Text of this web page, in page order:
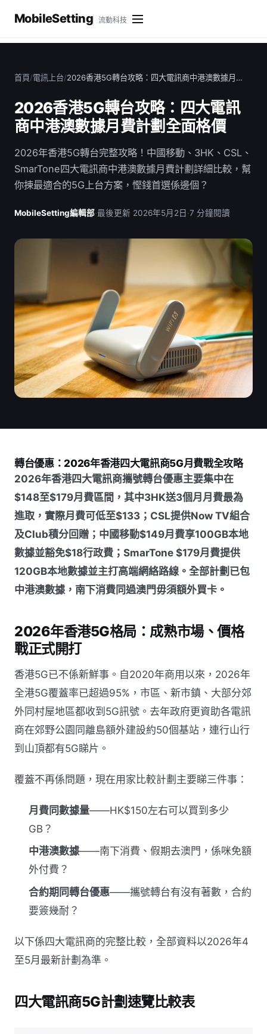
MobileSetting 流動科技
首頁/電訊上台/2026香港5G轉台攻略：四大電訊商中港澳數據月…
2026香港5G轉台攻略：四大電訊
商中港澳數據月費計劃全面格價
2026年香港5G轉台完整攻略！中國移動、3HK、CSL、
SmarTone四大電訊商中港澳數據月費計劃詳細比較，幫
你揀最適合的5G上台方案，慳錢首選係邊個？
MobileSetting編輯部·最後更新 2026年5月2日 ·7 分鐘閱讀
轉台優惠：2026年香港四大電訊商5G月費戰全攻略
2026年香港四大電訊商攜號轉台優惠主要集中在
$148至$179月費區間，其中3HK送3個月月費最為
進取，實際月費可低至$133；CSL提供Now TV組合
及Club積分回贈；中國移動$149月費享100GB本地
數據並豁免$18行政費；SmarTone $179月費提供
120GB本地數據並主打高端網絡路線。全部計劃已包
中港澳數據，南下消費同過澳門毋須額外買卡。
2026年香港5G格局：成熟市場、價格
戰正式開打
香港5G已不係新鮮事。自2020年商用以來，2026年
全港5G覆蓋率已超過95%，市區、新市鎮、大部分郊
外同村屋地區都收到5G訊號。去年政府更資助各電訊
商在郊野公園同離島額外建設約50個基站，連行山行
到山頂都有5G睇片。
覆蓋不再係問題，現在用家比較計劃主要睇三件事：
月費同數據量——HK$150左右可以買到多少
GB？
中港澳數據——南下消費、假期去澳門，係咪免額
外付費？
合約期同轉台優惠——攜號轉台有沒有著數，合約
要簽幾耐？
以下係四大電訊商的完整比較，全部資料以2026年4
至5月最新計劃為準。
四大電訊商5G計劃速覽比較表